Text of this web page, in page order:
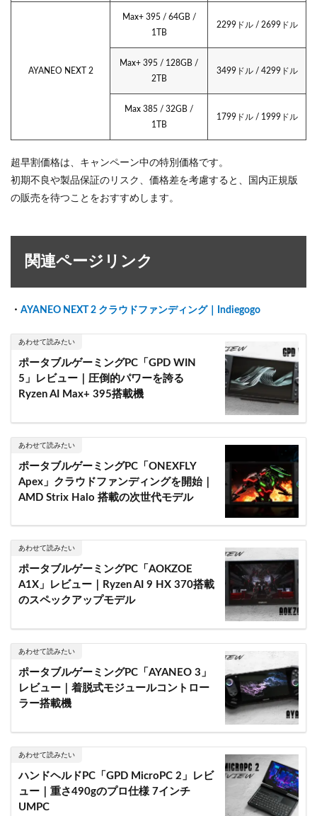
AYANEO NEXT 2
Max+ 395 / 64GB /
1TB
2299ドル / 2699ドル
Max+ 395 / 128GB /
2TB
3499ドル / 4299ドル
Max 385 / 32GB /
1TB
1799ドル / 1999ドル
超早割価格は、キャンペーン中の特別価格です。
初期不良や製品保証のリスク、価格差を考慮すると、国内正規版
の販売を待つことをおすすめします。
関連ページリンク
・ AYANEO NEXT 2 クラウドファンディング｜Indiegogo
あわせて読みたい
ポータブルゲーミングPC「GPD WIN
5」レビュー｜圧倒的パワーを誇る
Ryzen AI Max+ 395搭載機
あわせて読みたい
ポータブルゲーミングPC「ONEXFLY
Apex」クラウドファンディングを開始｜
AMD Strix Halo 搭載の次世代モデル
あわせて読みたい
ポータブルゲーミングPC「AOKZOE
A1X」レビュー｜Ryzen AI 9 HX 370搭載
のスペックアップモデル
あわせて読みたい
ポータブルゲーミングPC「AYANEO 3」
レビュー｜着脱式モジュールコントロー
ラー搭載機
あわせて読みたい
ハンドヘルドPC「GPD MicroPC 2」レビ
ュー｜重さ490gのプロ仕様 7インチ
UMPC